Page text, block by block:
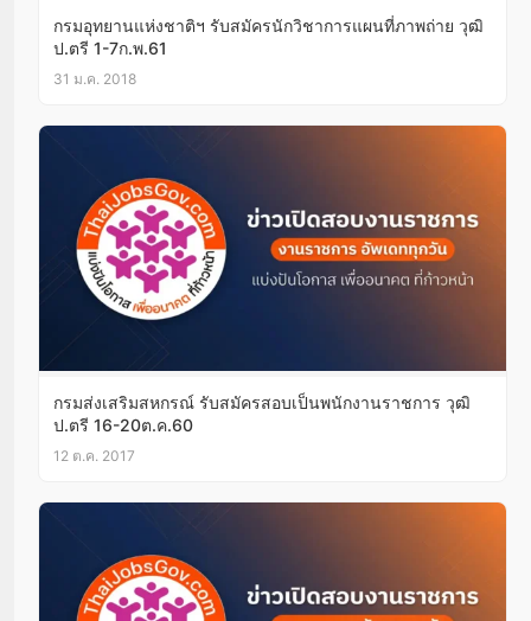
กรมอุทยานแห่งชาติฯ รับสมัครนักวิชาการแผนที่ภาพถ่าย วุฒิ
ป.ตรี 1-7ก.พ.61
31 ม.ค. 2018
กรมส่งเสริมสหกรณ์ รับสมัครสอบเป็นพนักงานราชการ วุฒิ
ป.ตรี 16-20ต.ค.60
12 ต.ค. 2017